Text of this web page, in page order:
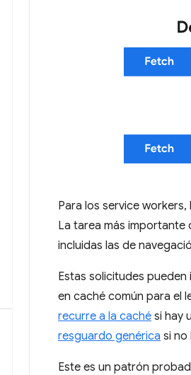
Para los service
La tarea más importante
incluidas las de
Estas solicitudes
en caché común para el
recurre a la caché si hay
resguardo genérica si no
Este es un patrón